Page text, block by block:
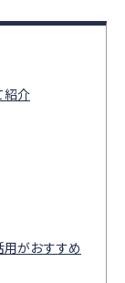
紹介
がおすすめ